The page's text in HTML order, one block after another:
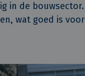
in de
wat goed is